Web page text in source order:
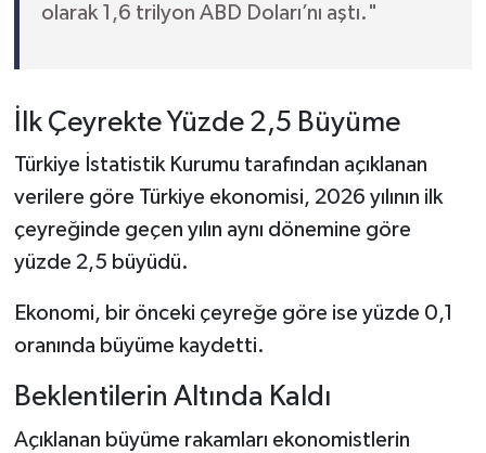
olarak 1,6 trilyon ABD Doları’nı aştı."
İlk Çeyrekte Yüzde 2,5 Büyüme
Türkiye İstatistik Kurumu tarafından açıklanan
verilere göre Türkiye ekonomisi, 2026 yılının ilk
çeyreğinde geçen yılın aynı dönemine göre
yüzde 2,5 büyüdü.
Ekonomi, bir önceki çeyreğe göre ise yüzde 0,1
oranında büyüme kaydetti.
Beklentilerin Altında Kaldı
Açıklanan büyüme rakamları ekonomistlerin